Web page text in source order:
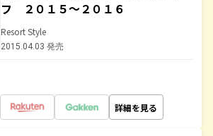
フ ２０１５～２０１６
Resort Style
2015.04.03 発売
詳細を見る